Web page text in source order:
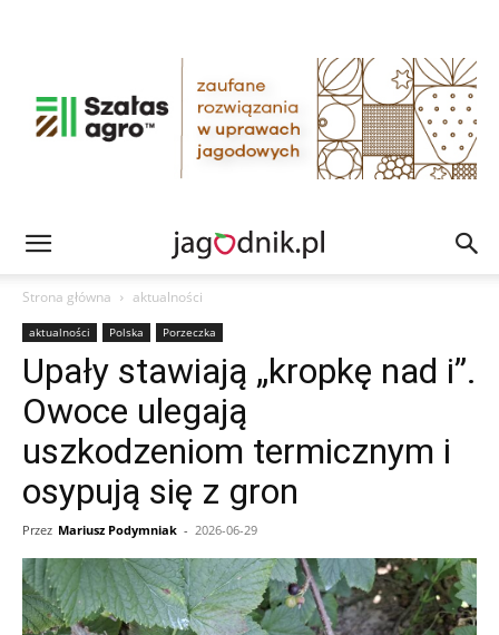
Strona główna aktualności
aktualności Polska Porzeczka
Upały stawiają „kropkę nad i”.
Owoce ulegają
uszkodzeniom termicznym i
osypują się z gron
Przez Mariusz Podymniak - 2026-06-29